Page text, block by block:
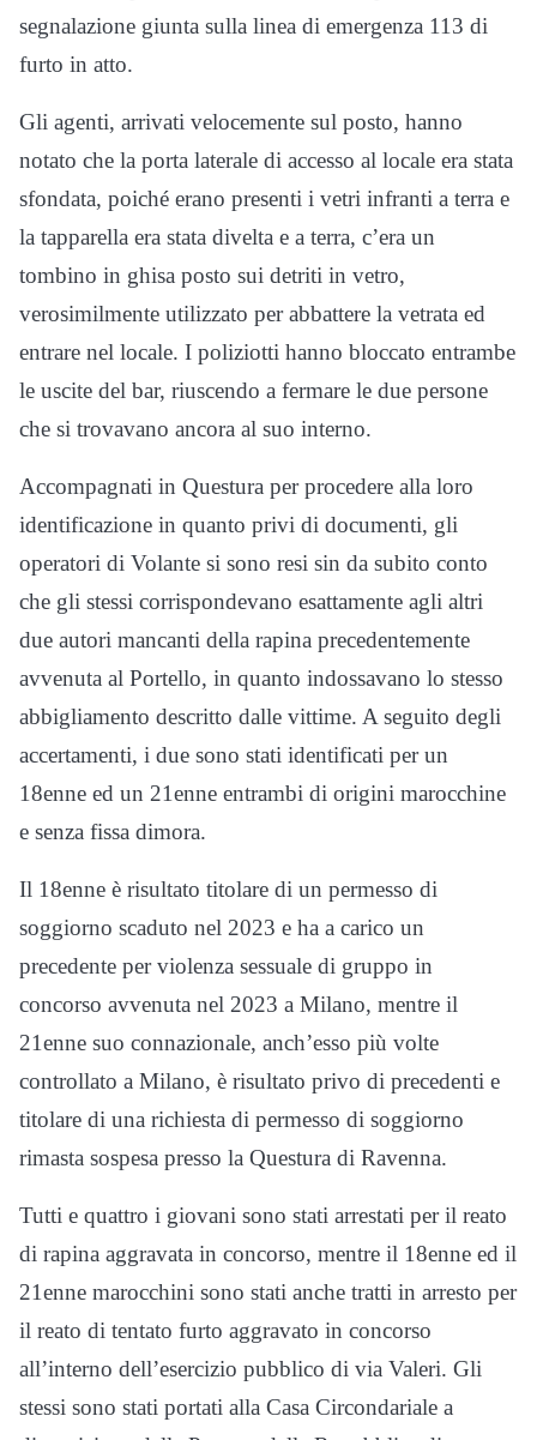
segnalazione giunta sulla linea di emergenza 113 di
furto in atto.
Gli agenti, arrivati velocemente sul posto, hanno
notato che la porta laterale di accesso al locale era stata
sfondata, poiché erano presenti i vetri infranti a terra e
la tapparella era stata divelta e a terra, c’era un
tombino in ghisa posto sui detriti in vetro,
verosimilmente utilizzato per abbattere la vetrata ed
entrare nel locale. I poliziotti hanno bloccato entrambe
le uscite del bar, riuscendo a fermare le due persone
che si trovavano ancora al suo interno.
Accompagnati in Questura per procedere alla loro
identificazione in quanto privi di documenti, gli
operatori di Volante si sono resi sin da subito conto
che gli stessi corrispondevano esattamente agli altri
due autori mancanti della rapina precedentemente
avvenuta al Portello, in quanto indossavano lo stesso
abbigliamento descritto dalle vittime. A seguito degli
accertamenti, i due sono stati identificati per un
18enne ed un 21enne entrambi di origini marocchine
e senza fissa dimora.
Il 18enne è risultato titolare di un permesso di
soggiorno scaduto nel 2023 e ha a carico un
precedente per violenza sessuale di gruppo in
concorso avvenuta nel 2023 a Milano, mentre il
21enne suo connazionale, anch’esso più volte
controllato a Milano, è risultato privo di precedenti e
titolare di una richiesta di permesso di soggiorno
rimasta sospesa presso la Questura di Ravenna.
Tutti e quattro i giovani sono stati arrestati per il reato
di rapina aggravata in concorso, mentre il 18enne ed il
21enne marocchini sono stati anche tratti in arresto per
il reato di tentato furto aggravato in concorso
all’interno dell’esercizio pubblico di via Valeri. Gli
stessi sono stati portati alla Casa Circondariale a